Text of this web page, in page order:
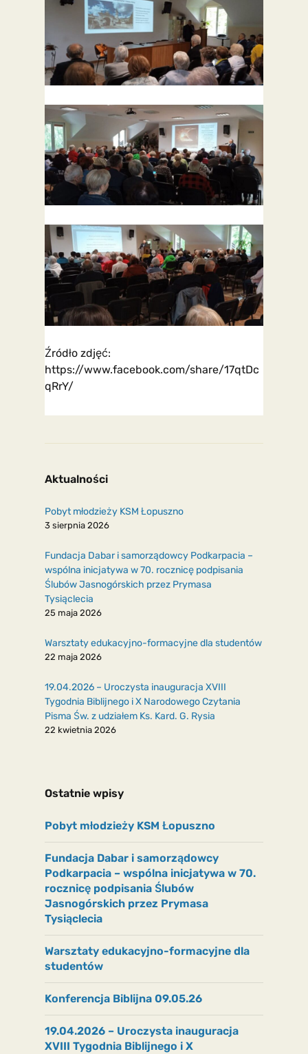
Źródło zdjęć:
https://www.facebook.com/share/17qtDc
qRrY/
Aktualności
Pobyt młodzieży KSM Łopuszno
3 sierpnia 2026
Fundacja Dabar i samorządowcy Podkarpacia –
wspólna inicjatywa w 70. rocznicę podpisania
Ślubów Jasnogórskich przez Prymasa
Tysiąclecia
25 maja 2026
Warsztaty edukacyjno-formacyjne dla studentów
22 maja 2026
19.04.2026 – Uroczysta inauguracja XVIII
Tygodnia Biblijnego i X Narodowego Czytania
Pisma Św. z udziałem Ks. Kard. G. Rysia
22 kwietnia 2026
Ostatnie wpisy
Pobyt młodzieży KSM Łopuszno
Fundacja Dabar i samorządowcy
Podkarpacia – wspólna inicjatywa w 70.
rocznicę podpisania Ślubów
Jasnogórskich przez Prymasa
Tysiąclecia
Warsztaty edukacyjno-formacyjne dla
studentów
Konferencja Biblijna 09.05.26
19.04.2026 – Uroczysta inauguracja
XVIII Tygodnia Biblijnego i X